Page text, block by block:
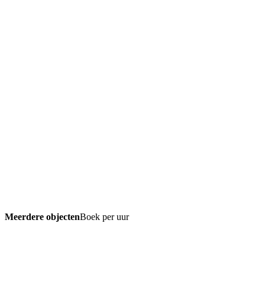
Meerdere objectenBoek per uur